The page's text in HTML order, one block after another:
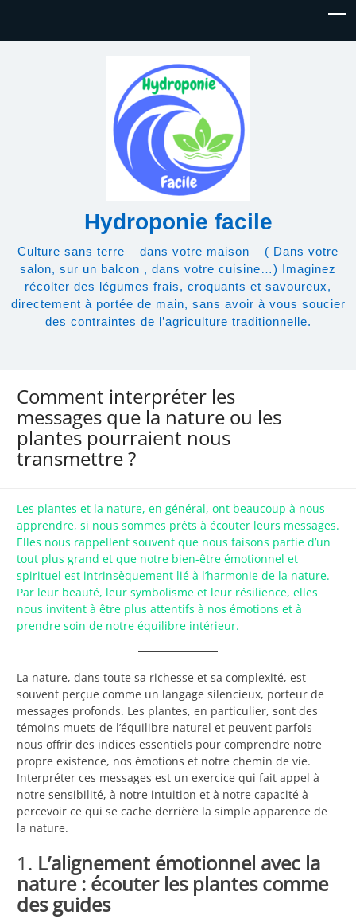
Hydroponie facile
Culture sans terre – dans votre maison – ( Dans votre
salon, sur un balcon , dans votre cuisine…) Imaginez
récolter des légumes frais, croquants et savoureux,
directement à portée de main, sans avoir à vous soucier
des contraintes de l’agriculture traditionnelle.
Comment interpréter les
messages que la nature ou les
plantes pourraient nous
transmettre ?
Les plantes et la nature, en général, ont beaucoup à nous
apprendre, si nous sommes prêts à écouter leurs messages.
Elles nous rappellent souvent que nous faisons partie d’un
tout plus grand et que notre bien-être émotionnel et
spirituel est intrinsèquement lié à l’harmonie de la nature.
Par leur beauté, leur symbolisme et leur résilience, elles
nous invitent à être plus attentifs à nos émotions et à
prendre soin de notre équilibre intérieur.
La nature, dans toute sa richesse et sa complexité, est
souvent perçue comme un langage silencieux, porteur de
messages profonds. Les plantes, en particulier, sont des
témoins muets de l’équilibre naturel et peuvent parfois
nous offrir des indices essentiels pour comprendre notre
propre existence, nos émotions et notre chemin de vie.
Interpréter ces messages est un exercice qui fait appel à
notre sensibilité, à notre intuition et à notre capacité à
percevoir ce qui se cache derrière la simple apparence de
la nature.
1. L’alignement émotionnel avec la
nature : écouter les plantes comme
des guides